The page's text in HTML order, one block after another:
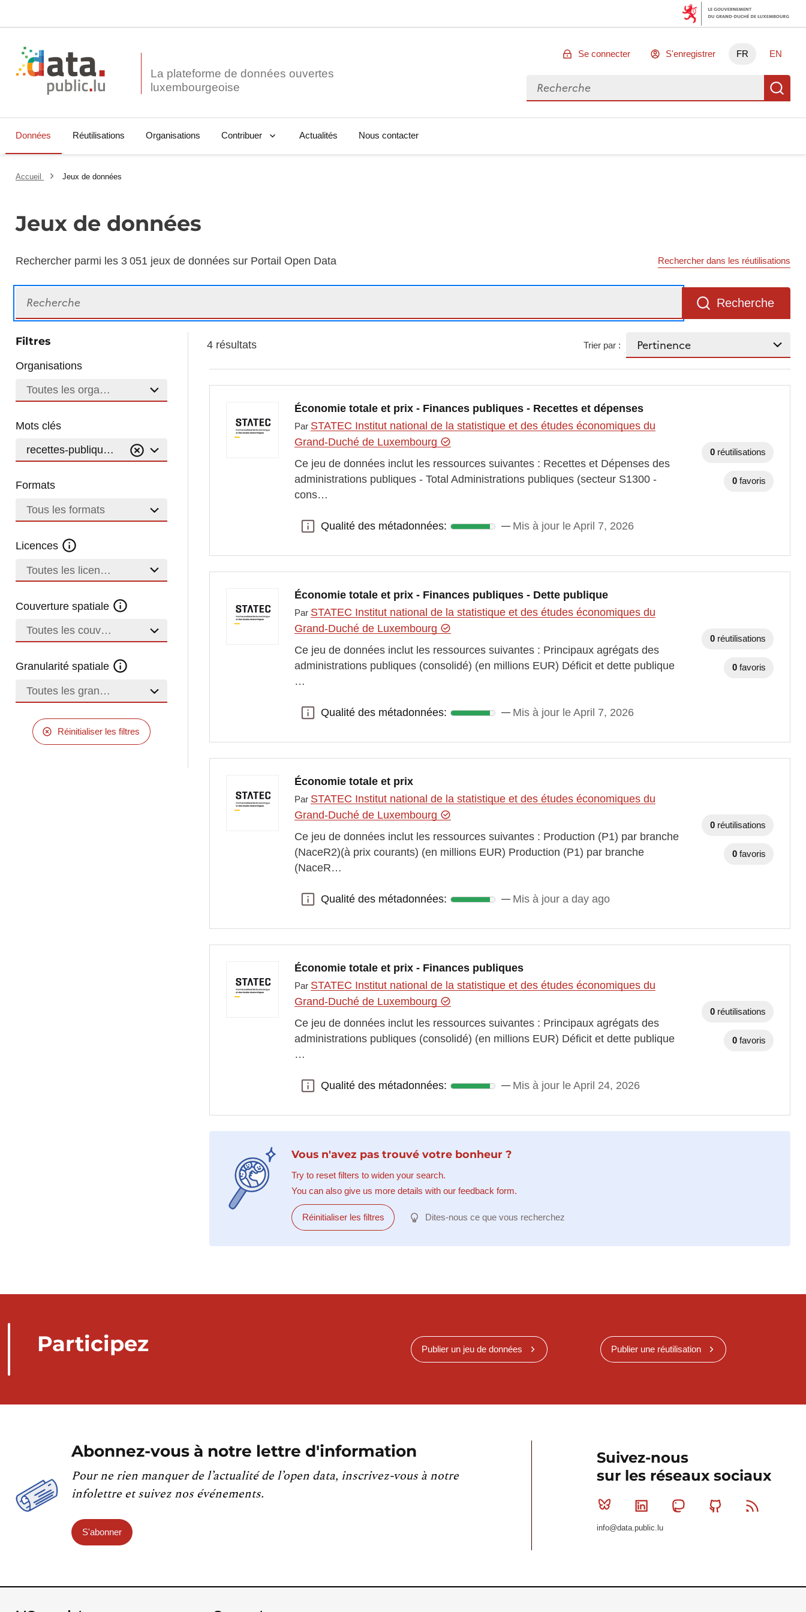
La plateforme de données ouvertes
Se connecter S'enregistrer FR EN
Rechercher des données
Données Réutilisations Organisations Contribuer Actualités Nous contacter
Accueil Jeux de données
Jeux de données
Rechercher parmi les 3 051 jeux de données sur Portail Open Data Rechercher dans les réutilisations
Recherche
Filtres
Organisations
Toutes les organisations
Mots clés
recettes-publiques
Formats
Tous les formats
Licences
Toutes les licences
Couverture spatiale
Toutes les couvertures
Granularité spatiale
Toutes les granularités
Réinitialiser les filtres
4 résultats Trier par :
Économie totale et prix - Finances publiques - Recettes et dépenses
Par STATEC Institut national de la statistique et des études économiques du
Grand-Duché de Luxembourg
Ce jeu de données inclut les ressources suivantes : Recettes et Dépenses des
administrations publiques - Total Administrations publiques (secteur S1300 -
cons…
Qualité des métadonnées:
Qualité des métadonnées: Mis à jour le April 7, 2026
0 réutilisations
0 favoris
Économie totale et prix - Finances publiques - Dette publique
Par STATEC Institut national de la statistique et des études économiques du
Grand-Duché de Luxembourg
Ce jeu de données inclut les ressources suivantes : Principaux agrégats des
administrations publiques (consolidé) (en millions EUR) Déficit et dette publique
…
Qualité des métadonnées:
Qualité des métadonnées: Mis à jour le April 7, 2026
0 réutilisations
0 favoris
Économie totale et prix
Par STATEC Institut national de la statistique et des études économiques du
Grand-Duché de Luxembourg
Ce jeu de données inclut les ressources suivantes : Production (P1) par branche
(NaceR2)(à prix courants) (en millions EUR) Production (P1) par branche
(NaceR…
Qualité des métadonnées:
Qualité des métadonnées: Mis à jour a day ago
0 réutilisations
0 favoris
Économie totale et prix - Finances publiques
Par STATEC Institut national de la statistique et des études économiques du
Grand-Duché de Luxembourg
Ce jeu de données inclut les ressources suivantes : Principaux agrégats des
administrations publiques (consolidé) (en millions EUR) Déficit et dette publique
…
Qualité des métadonnées:
Qualité des métadonnées: Mis à jour le April 24, 2026
0 réutilisations
0 favoris
Vous n'avez pas trouvé votre bonheur ?
Try to reset filters to widen your search.
You can also give us more details with our feedback form.
Réinitialiser les filtres Dites-nous ce que vous recherchez
Participez Publier un jeu de données Publier une réutilisation
Abonnez-vous à notre lettre d'information
Pour ne rien manquer de l’actualité de l’open data, inscrivez-vous à notre
infolettre et suivez nos événements.
S'abonner
Suivez-nous
sur les réseaux sociaux
Bluesky Linkedin MastodonGithub
info@data.public.lu